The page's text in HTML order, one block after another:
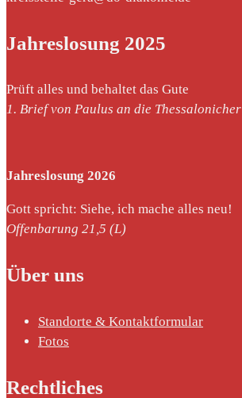
Jahreslosung 2025
Prüft alles und behaltet das Gute
1. Brief von Paulus an die Thessalonicher
Jahreslosung 2026
Gott spricht: Siehe, ich mache alles neu!
Offenbarung 21,5 (L)
Über uns
Standorte & Kontaktformular
Fotos
Rechtliches